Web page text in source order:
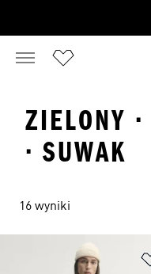
ZIELONY
· SUWAK
16 wyniki